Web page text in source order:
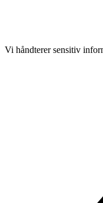
på
Vi håndterer sensitiv